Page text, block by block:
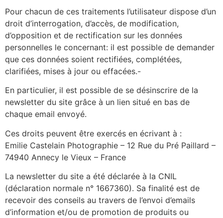
Pour chacun de ces traitements l’utilisateur dispose d’un
droit d’interrogation, d’accès, de modification,
d’opposition et de rectification sur les données
personnelles le concernant: il est possible de demander
que ces données soient rectifiées, complétées,
clarifiées, mises à jour ou effacées.-
En particulier, il est possible de se désinscrire de la
newsletter du site grâce à un lien situé en bas de
chaque email envoyé.
Ces droits peuvent être exercés en écrivant à :
Emilie Castelain Photographie – 12 Rue du Pré Paillard –
74940 Annecy le Vieux – France
La newsletter du site a été déclarée à la CNIL
(déclaration normale n° 1667360). Sa finalité est de
recevoir des conseils au travers de l’envoi d’emails
d’information et/ou de promotion de produits ou